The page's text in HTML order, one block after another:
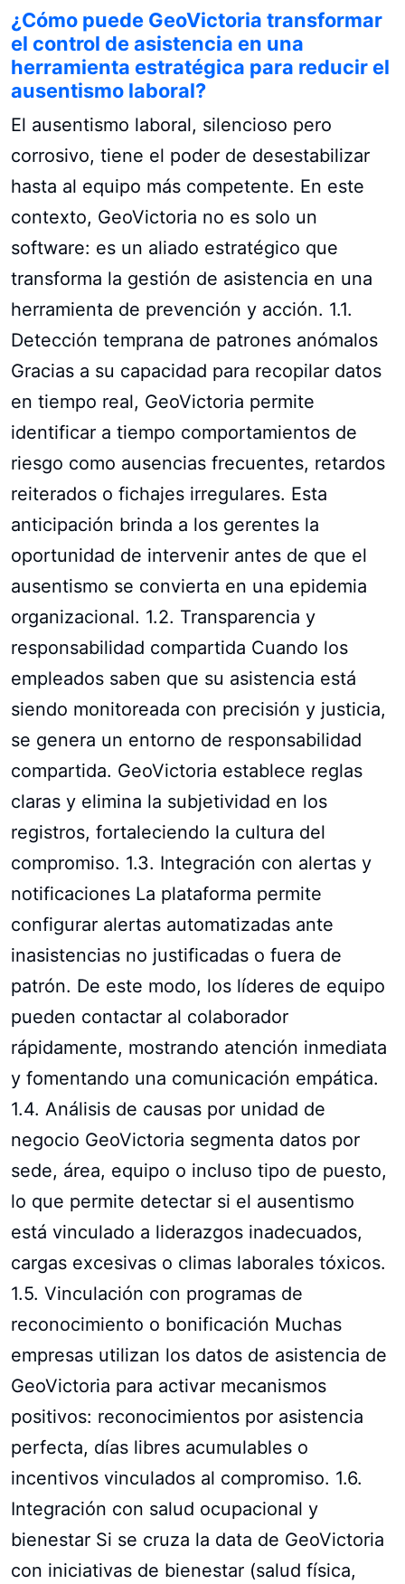
¿Cómo puede GeoVictoria transformar
el control de asistencia en una
herramienta estratégica para reducir el
ausentismo laboral?
El ausentismo laboral, silencioso pero
corrosivo, tiene el poder de desestabilizar
hasta al equipo más competente. En este
contexto, GeoVictoria no es solo un
software: es un aliado estratégico que
transforma la gestión de asistencia en una
herramienta de prevención y acción. 1.1.
Detección temprana de patrones anómalos
Gracias a su capacidad para recopilar datos
en tiempo real, GeoVictoria permite
identificar a tiempo comportamientos de
riesgo como ausencias frecuentes, retardos
reiterados o fichajes irregulares. Esta
anticipación brinda a los gerentes la
oportunidad de intervenir antes de que el
ausentismo se convierta en una epidemia
organizacional. 1.2. Transparencia y
responsabilidad compartida Cuando los
empleados saben que su asistencia está
siendo monitoreada con precisión y justicia,
se genera un entorno de responsabilidad
compartida. GeoVictoria establece reglas
claras y elimina la subjetividad en los
registros, fortaleciendo la cultura del
compromiso. 1.3. Integración con alertas y
notificaciones La plataforma permite
configurar alertas automatizadas ante
inasistencias no justificadas o fuera de
patrón. De este modo, los líderes de equipo
pueden contactar al colaborador
rápidamente, mostrando atención inmediata
y fomentando una comunicación empática.
1.4. Análisis de causas por unidad de
negocio GeoVictoria segmenta datos por
sede, área, equipo o incluso tipo de puesto,
lo que permite detectar si el ausentismo
está vinculado a liderazgos inadecuados,
cargas excesivas o climas laborales tóxicos.
1.5. Vinculación con programas de
reconocimiento o bonificación Muchas
empresas utilizan los datos de asistencia de
GeoVictoria para activar mecanismos
positivos: reconocimientos por asistencia
perfecta, días libres acumulables o
incentivos vinculados al compromiso. 1.6.
Integración con salud ocupacional y
bienestar Si se cruza la data de GeoVictoria
con iniciativas de bienestar (salud física,